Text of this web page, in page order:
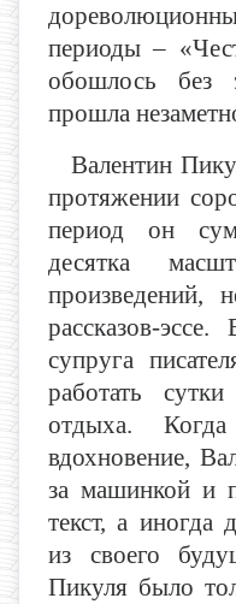
периоды –
обошлось без
прошла
Валентин
протяжении
период он
десятка
произведений,
рассказов-
супруга
работать
отдыха.
вдохновение,
за машинкой и
текст, а иногда
из своего
Пикуля было